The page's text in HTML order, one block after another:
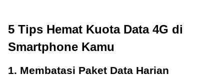
5 Tips Hemat Kuota Data 4G di
Smartphone Kamu
1. Membatasi Paket Data Harian